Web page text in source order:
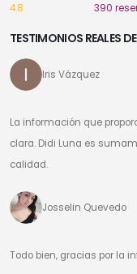
4.8 390
TESTIMONIOS REALES
Iris Vázquez
La información que
clara. Didi Luna es
calidad.
Josselin Quevedo
Todo bien, gracias por la